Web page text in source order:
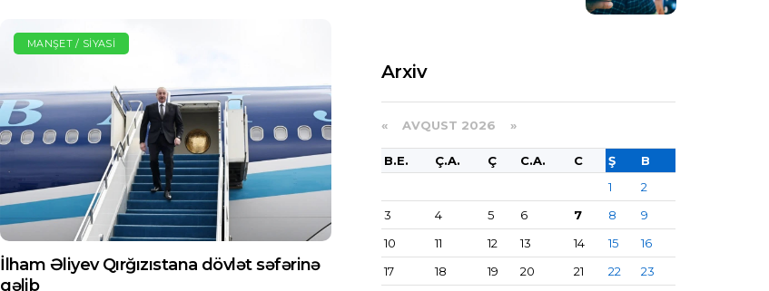
MANŞET / SIYASI
İlham Əliyev Qırğızıstana dövlət səfərinə
gəlib
Arxiv
« AVQUST 2026 »
B.E. Ç.A. Ç C.A. C Ş
B
1
2
3
4 5 6 7 8
9
10
11 12 13 14 15
16
17
18 19 20 21 22
23